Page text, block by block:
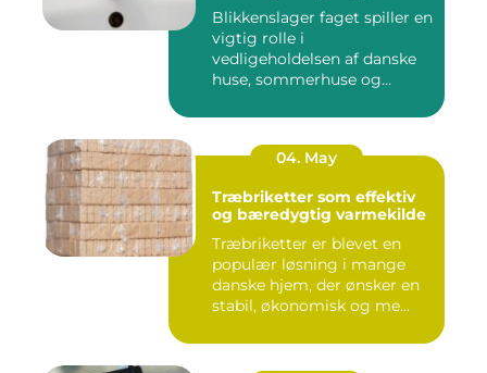
Blikkenslager faget spiller en
vigtig rolle i
vedligeholdelsen af danske
huse, sommerhuse og
04. May
Træbriketter som effektiv
og bæredygtig varmekilde
Træbriketter er blevet en
populær løsning i mange
danske hjem, der ønsker en
stabil, økonomisk og me...